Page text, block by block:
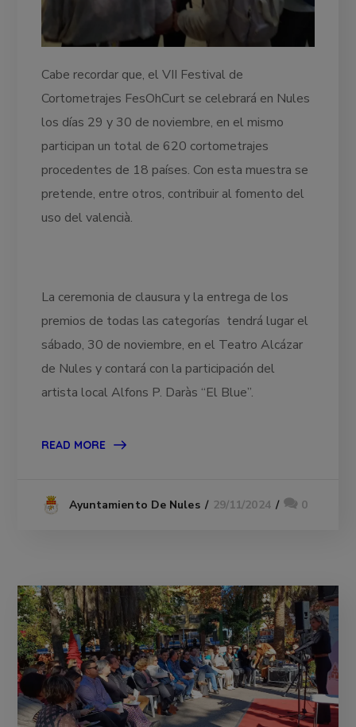
Cabe recordar que, el VII Festival de
Cortometrajes FesOhCurt se celebrará en Nules
los días 29 y 30 de noviembre, en el mismo
participan un total de 620 cortometrajes
procedentes de 18 países. Con esta muestra se
pretende, entre otros, contribuir al fomento del
uso del valencià.
La ceremonia de clausura y la entrega de los
premios de todas las categorías tendrá lugar el
sábado, 30 de noviembre, en el Teatro Alcázar
de Nules y contará con la participación del
artista local Alfons P. Daràs “El Blue”.
READ MORE
Ayuntamiento De Nules 29/11/2024 0